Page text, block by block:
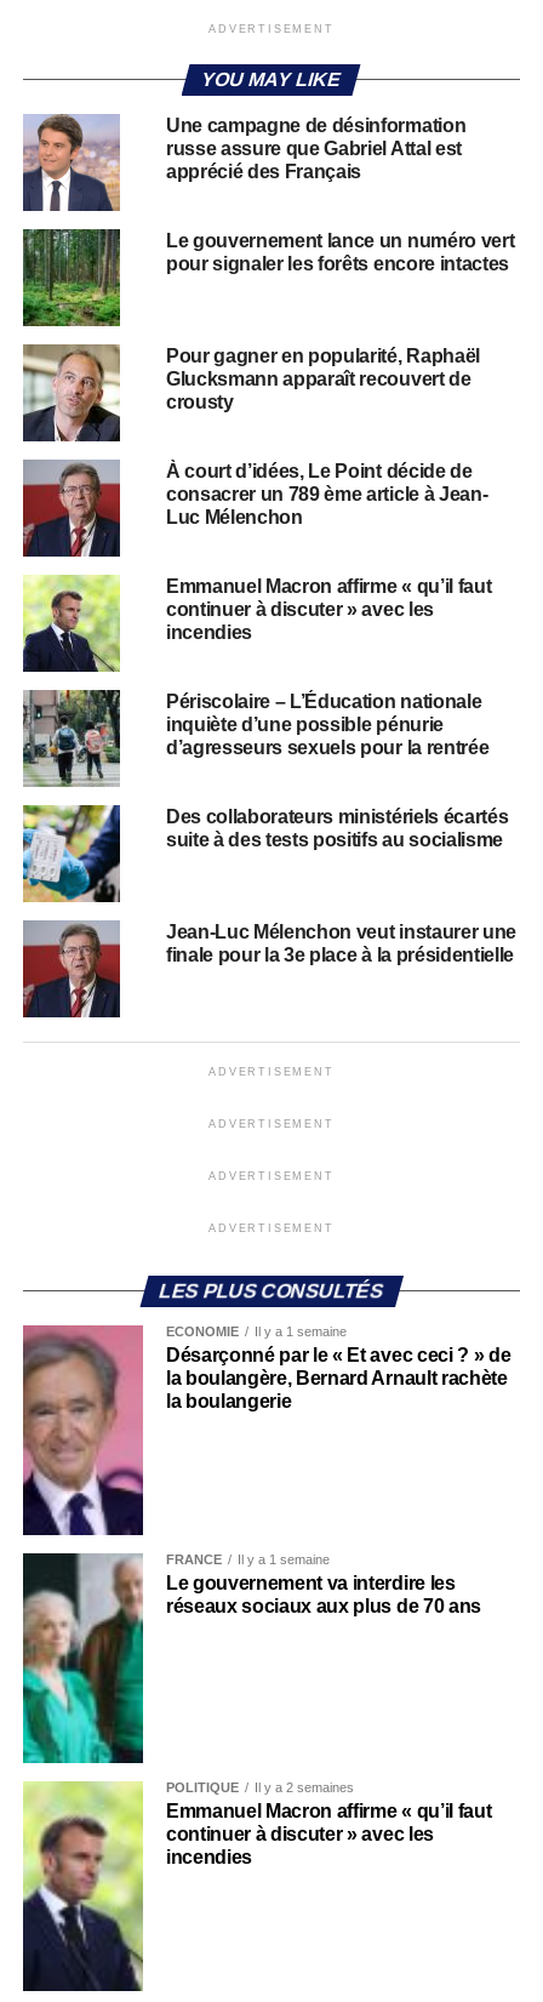
ADVERTISEMENT
YOU MAY LIKE
Une campagne de désinformation
russe assure que Gabriel Attal est
apprécié des Français
Le gouvernement lance un numéro vert
pour signaler les forêts encore intactes
Pour gagner en popularité, Raphaël
Glucksmann apparaît recouvert de
crousty
À court d’idées, Le Point décide de
consacrer un 789 ème article à Jean-
Luc Mélenchon
Emmanuel Macron affirme « qu’il faut
continuer à discuter » avec les
incendies
Périscolaire – L’Éducation nationale
inquiète d’une possible pénurie
d’agresseurs sexuels pour la rentrée
Des collaborateurs ministériels écartés
suite à des tests positifs au socialisme
Jean-Luc Mélenchon veut instaurer une
finale pour la 3e place à la présidentielle
ADVERTISEMENT
ADVERTISEMENT
ADVERTISEMENT
ADVERTISEMENT
LES PLUS CONSULTÉS
ECONOMIE Il y a 1 semaine
Désarçonné par le « Et avec ceci ? » de
la boulangère, Bernard Arnault rachète
la boulangerie
FRANCE Il y a 1 semaine
Le gouvernement va interdire les
réseaux sociaux aux plus de 70 ans
POLITIQUE Il y a 2 semaines
Emmanuel Macron affirme « qu’il faut
continuer à discuter » avec les
incendies